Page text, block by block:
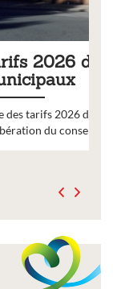
municipaux,
du 19 décembre